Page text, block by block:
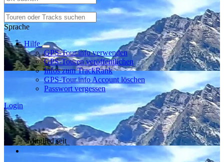
Sprache
Hilfe
GPS-Tour.info verwenden
GPS-Touren veröffentlichen
Infos zum TrackRank
GPS-Tour.info Account löschen
Passwort vergessen
Login
Mitglied seit